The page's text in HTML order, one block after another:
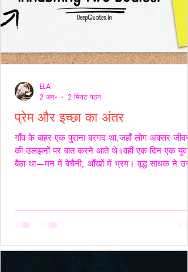
प्रेम और इच्छा का अंतर
गाँव के बाहर एक पुराना बरगद था,जहाँ लोग अक्सर जीवन
की उलझनों पर बात करने आते थे।वहीं एक दिन एक युवक
बैठा था—मन में बेचैनी, आँखों में भ्रम। वृद्ध साधक ने उसे
अनुग्रह समझो।और यदि अस्वीकार करे,तो उसकी इच्छा
उन्होंने ठहरकर कहा—
ELA
2 जन॰
2 मिनट पठन